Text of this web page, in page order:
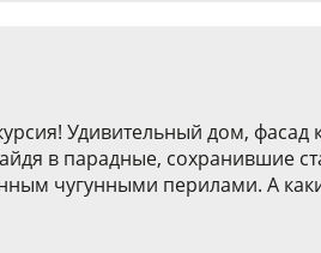
Удивительный дом,
в парадные, сохранившие
чугунными перилами. А